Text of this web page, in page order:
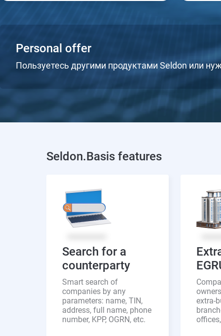
Personal offer
Пользуетесь другими продуктами Seldon или
Seldon.Basis features
Search for a
counterparty
Smart search of
companies by any
parameters: name, TIN,
address, full name, phone
number, KPP, OGRN, etc.
extra-